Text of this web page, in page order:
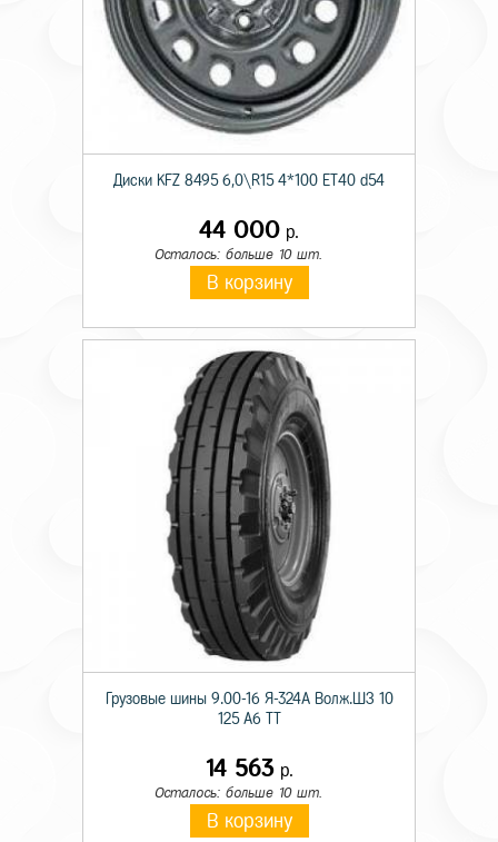
Диски KFZ 8495 6,0\R15 4*100 ET40 d54
44 000 р.
Осталось: больше 10 шт.
В корзину
Грузовые шины 9.00-16 Я-324А Волж.ШЗ 10
125 A6 TT
14 563р.
Осталось: больше 10 шт.
В корзину